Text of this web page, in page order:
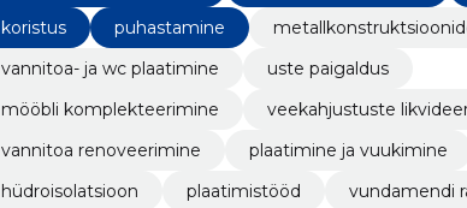
koristus
puhastamine
vannitoa- ja wc plaatimine
uste paigaldus
mööbli komplekteerimine
veekahjustuste
vannitoa renoveerimine
plaatimine ja vuukimine
hüdroisolatsioon
plaatimistööd
vundamendi